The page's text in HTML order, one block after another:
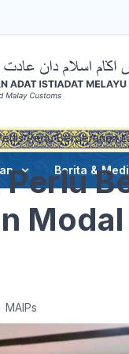
Berita &
Perlu Berperanan
Perlu
MAIPs